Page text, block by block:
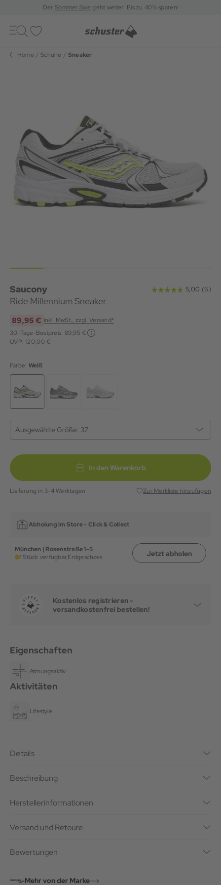
DerSommer Sale geht weiter: Bis zu 40% sparen!
Toggle
navigation
Home Schuhe Sneaker
Saucony
Ride Millennium Sneaker
89,95 € inkl. MwSt., zzgl. Versand*
30-Tage-Bestpreis: 89,95 €
UVP: 120,00 €
Farbe: Weiß
Ausgewählte Größe: 37
In den Warenkorb
Lieferung in 3-4 Werktagen Zur Merkliste hinzufügen
Abholung im Store - Click & Collect
München | Rosenstraße 1-5
1 Stück verfügbar,Erdgeschoss Jetzt abholen
Kostenlos registrieren -
versandkostenfrei bestellen!
Eigenschaften
Atmungsaktiv
Aktivitäten
Lifestyle
Details
Beschreibung
Herstellerinformationen
Versand und Retoure
Bewertungen
Mehr von der Marke